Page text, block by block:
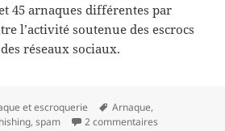
45 arnaques différentes par
l’activité soutenue des escrocs
réseaux sociaux.
et escroquerie
Mots-
clés
Arnaque,
,spam 2 commentaires